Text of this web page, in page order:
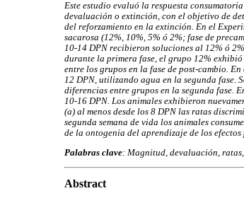
Este estudio evaluó la respuesta
devaluación o extinción, con el objetivo de
del reforzamiento en la extinción. En el
sacarosa (12%, 10%, 5% ó 2%; fase de
10-14 DPN recibieron soluciones al 12% ó
durante la primera fase, el grupo 12%
entre los grupos en la fase de post-cambio.
12 DPN, utilizando agua en la segunda fase.
diferencias entre grupos en la segunda fase.
10-16 DPN. Los animales exhibieron
(a) al menos desde los 8 DPN las ratas
segunda semana de vida los animales
de la ontogenia del aprendizaje de los
Palabras clave: Magnitud, devaluación,
Abstract